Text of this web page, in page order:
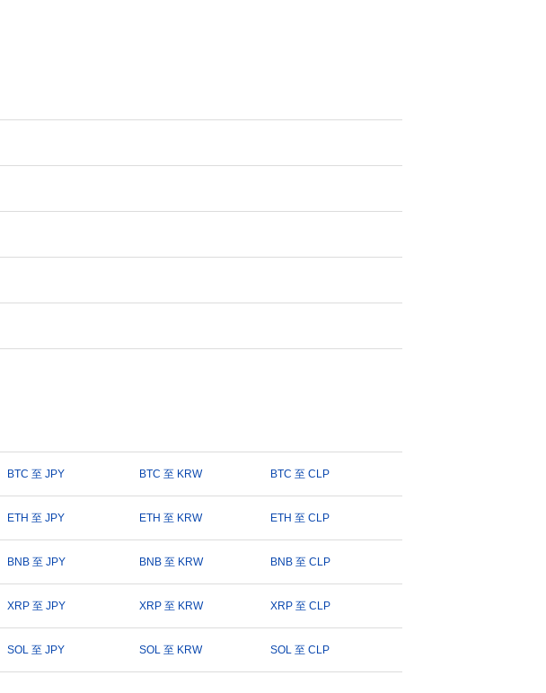
BTC 至 JPY BTC 至 KRW BTC 至 CLP
ETH 至 JPY ETH 至 KRW ETH 至 CLP
BNB 至 JPY BNB 至 KRW BNB 至 CLP
XRP 至 JPY XRP 至 KRW XRP 至 CLP
SOL 至 JPY SOL 至 KRW SOL 至 CLP